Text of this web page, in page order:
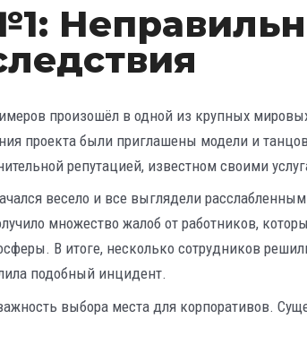
произошёл в одной из крупных
проекта были приглашены модели и
репутацией, известном своими
весело и все выглядели
множество жалоб от работников,
В итоге, несколько сотрудников
подобный инцидент.
выбора места для корпоративов.